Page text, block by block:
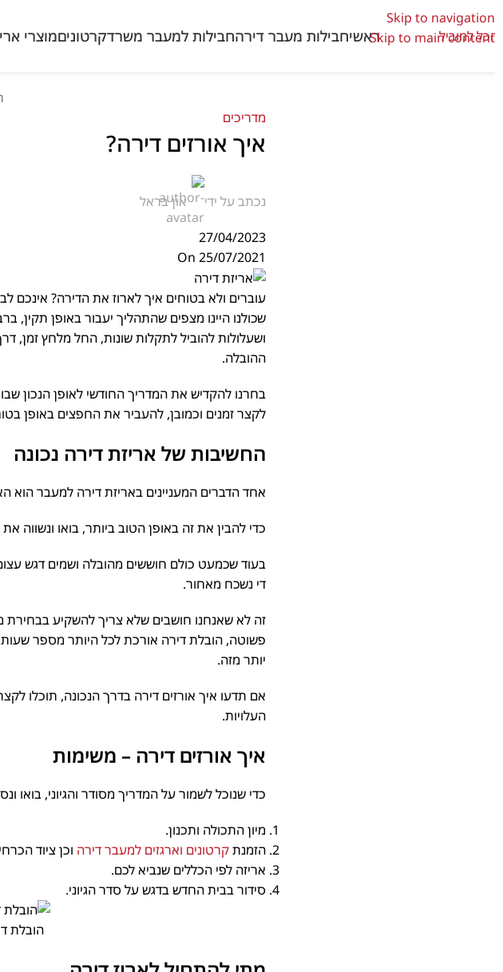
Skip to navigation
Skip to main contentראשיחבילות מעבר דירהחבילות למעבר משרדקרטוניםמוצרי
מדריכים
איך אורזים דירה?
נכתב על ידי און בראל
27/04/2023
On 25/07/2021
עוברים ולא בטוחים איך לארוז את הדירה? אינכם
שכולנו היינו מצפים שהתהליך יעבור באופן תקין,
ושעלולות להוביל לתקלות שונות, החל מלחץ זמן,
ההובלה.
בחרנו להקדיש את המדריך החודשי לאופן הנכון
לקצר זמנים וכמובן, להעביר את החפצים באופן בטוח
החשיבות של אריזת דירה נכונה
אחד הדברים המעניינים באריזת דירה למעבר הוא
כדי להבין את זה באופן הטוב ביותר, בואו ונשווה
בעוד שכמעט כולם חוששים מהובלה ושמים דגש עצום
די נשכח מאחור.
זה לא שאנחנו חושבים שלא צריך להשקיע בבחירת
פשוטה, הובלת דירה אורכת לכל היותר מספר שעות.
יותר מזה.
אם תדעו איך אורזים דירה בדרך הנכונה, תוכלו
העלויות.
איך אורזים דירה – משימות
כדי שנוכל לשמור על המדריך מסודר והגיוני, בואו
מיון התכולה ותכנון.
הזמנתקרטונים וארגזים למעבר דירהוכן ציוד הכרחי
אריזה לפי הכללים שנביא לכם.
סידור בבית החדש בדגש על סדר הגיוני.
הובלת